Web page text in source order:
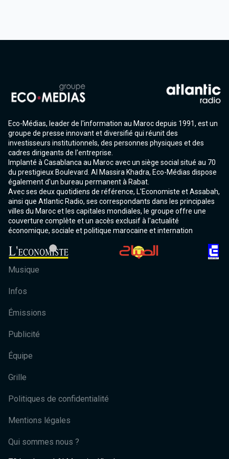
Eco-Médias, leader de l'information au Maroc depuis 1991, est un
groupe de presse innovant et diversifié qui réunit des
investisseurs institutionnels, des personnes physiques et des
cadres dirigeants de l'entreprise.
Implanté à Casablanca au Maroc avec un siège social situé au 70
du prestigieux Boulevard. Al Massira Khadra, Eco-Médias dispose
également d'un bureau permanent à Rabat.
Avec ses deux quotidiens de référence, L'Economiste et Assabah,
ainsi que Atlantic Radio, ses correspondants dans les principales
villes du Maroc et les capitales mondiales, le groupe offre une
couverture complète et un accès exclusif à l'actualité
économique, sociale et politique marocaine et internation
Musique
Infos
Émissions
Publicité
Équipe
Grille
Politiques de confidentialité
Mentions légales
Qui sommes nous ?